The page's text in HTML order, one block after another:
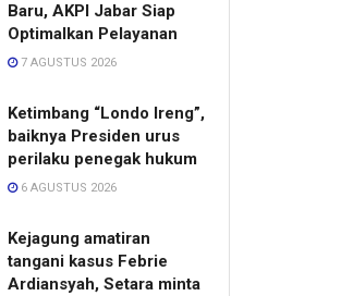
Baru, AKPI Jabar Siap
Optimalkan Pelayanan
7 AGUSTUS 2026
Ketimbang “Londo Ireng”,
baiknya Presiden urus
perilaku penegak hukum
6 AGUSTUS 2026
Kejagung amatiran
tangani kasus Febrie
Ardiansyah, Setara minta